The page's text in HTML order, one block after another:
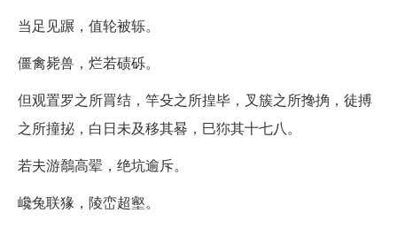
当足见蹍，值轮被轹。
僵禽毙兽，烂若碛砾。
但观置罗之所罥结，竿殳之所揘毕，叉簇之所搀捔，徒搏
之所撞㧙，白日未及移其晷，巳狝其十七八。
若夫游鷮高翚，绝坑逾斥。
巉兔联猭，陵峦超壑。